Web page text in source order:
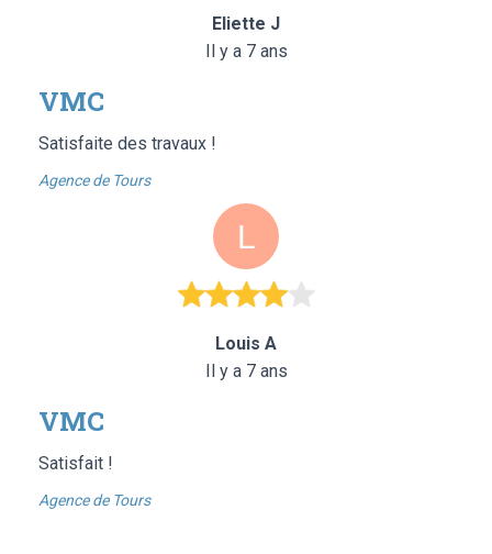
Eliette J
Il y a 7 ans
VMC
Satisfaite des travaux !
Agence de Tours
Louis A
Il y a 7 ans
VMC
Satisfait !
Agence de Tours